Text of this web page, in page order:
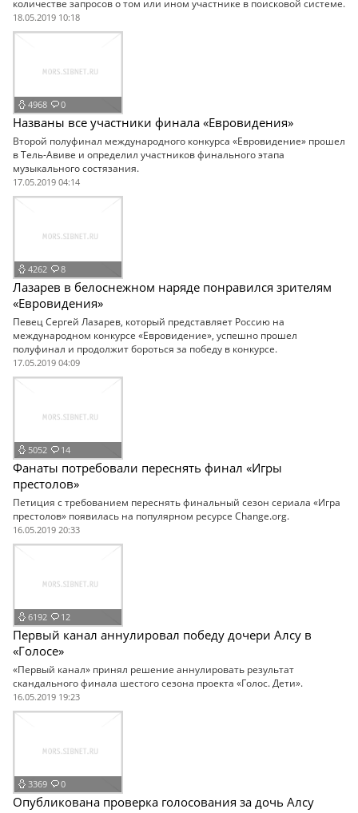
количестве запросов о том или ином участнике в поисковой системе.
18.05.2019 10:18
4968 0
Названы все участники финала «Евровидения»
Второй полуфинал международного конкурса «Евровидение» прошел
в Тель-Авиве и определил участников финального этапа
музыкального состязания.
17.05.2019 04:14
4262 8
Лазарев в белоснежном наряде понравился зрителям
«Евровидения»
Певец Сергей Лазарев, который представляет Россию на
международном конкурсе «Евровидение», успешно прошел
полуфинал и продолжит бороться за победу в конкурсе.
17.05.2019 04:09
5052 14
Фанаты потребовали переснять финал «Игры
престолов»
Петиция с требованием переснять финальный сезон сериала «Игра
престолов» появилась на популярном ресурсе Change.org.
16.05.2019 20:33
6192 12
Первый канал аннулировал победу дочери Алсу в
«Голосе»
«Первый канал» принял решение аннулировать результат
скандального финала шестого сезона проекта «Голос. Дети».
16.05.2019 19:23
3369 0
Опубликована проверка голосования за дочь Алсу